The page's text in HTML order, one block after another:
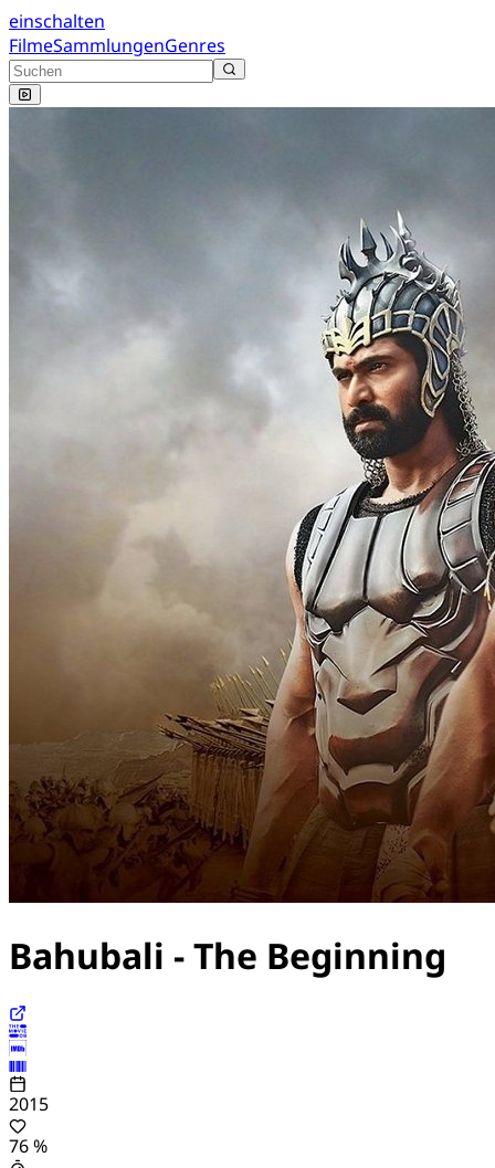
einschalten
FilmeSammlungenGenres
Bahubali - The Beginning
2015
76 %